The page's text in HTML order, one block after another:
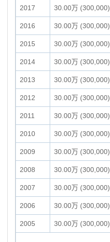
2017 30.00万 (300,000)
2016 30.00万 (300,000)
2015 30.00万 (300,000)
2014 30.00万 (300,000)
2013 30.00万 (300,000)
2012 30.00万 (300,000)
2011 30.00万 (300,000)
2010 30.00万 (300,000)
2009 30.00万 (300,000)
2008 30.00万 (300,000)
2007 30.00万 (300,000)
2006 30.00万 (300,000)
2005 30.00万 (300,000)